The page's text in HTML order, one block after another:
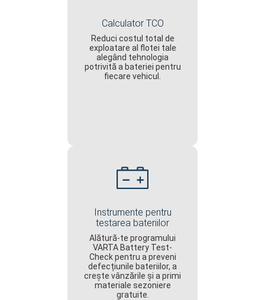
Calculator TCO
Reduci costul total de
exploatare al flotei tale
alegând tehnologia
potrivită a bateriei pentru
fiecare vehicul.
Instrumente pentru
testarea bateriilor
Alătură-te programului
VARTA Battery Test-
Check pentru a preveni
defecțiunile bateriilor, a
crește vânzările și a primi
materiale sezoniere
gratuite.